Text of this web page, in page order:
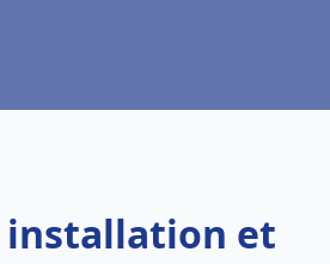
installation et